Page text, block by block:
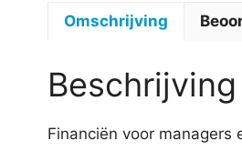
Omschrijving
Beschrijving
Financiën voor